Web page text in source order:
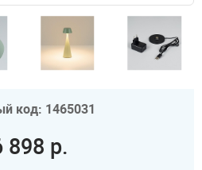
код: 1465031
898 р.